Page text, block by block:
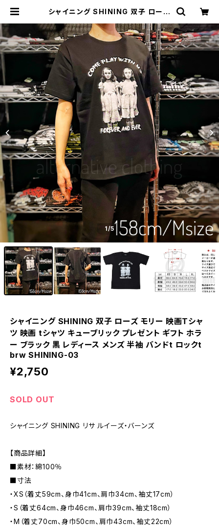
シャイニング SHINING 双子 ローズ
ーブリック プレゼント ギフト ホラー
ブラック 黒 レディース メンズ 半袖
バンドt ロックt brw SHINING-03
| alternative_tokyo
1/5
シャイニング SHINING 双子 ローズ モリー 映画Tシャ
ツ 映画 tシャツ キューブリック プレゼント ギフト ホラ
ー ブラック 黒 レディース メンズ 半袖 バンドt ロックt
brw SHINING-03
¥2,750
SOLD OUT
シャイニング SHINING リサ ルイーズ・バーンズ
【商品詳細】
■素材：綿100％
■寸法
・XS（着丈59cm、身巾41cm、肩巾34cm、袖丈17cm）
・S（着丈64cm、身巾46cm、肩巾39cm、袖丈18cm）
・M（着丈70cm、身巾50cm、肩巾43cm、袖丈22cm）